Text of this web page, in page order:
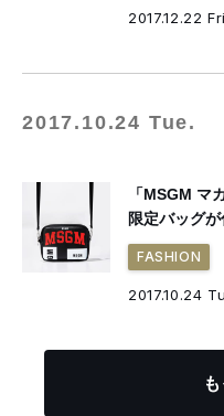
2017.12.22
2017.10.24 Tue.
「MSGM マ
限定バッグ
FASHION
2017.10.24